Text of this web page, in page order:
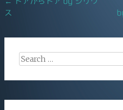
o
navigation
ス
Search